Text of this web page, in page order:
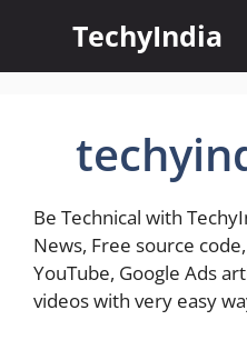
content
TechyIndia
Be Technical with
News, Free source
YouTube, Google Ads
videos with very easy